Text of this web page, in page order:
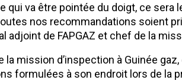
qui va être pointée du doigt, ce sera
nos recommandations soient
adjoint de FAPGAZ et chef de la
la mission d’inspection à Guinée
formulées à son endroit lors de la